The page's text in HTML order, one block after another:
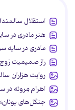
استقلال
هنر مادری در
مادری در سایه
راز صمیمیت
روایت هزاران
اهرام مِروئه
جنگل‌های